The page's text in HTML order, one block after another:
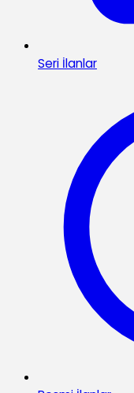
Seri İlanlar